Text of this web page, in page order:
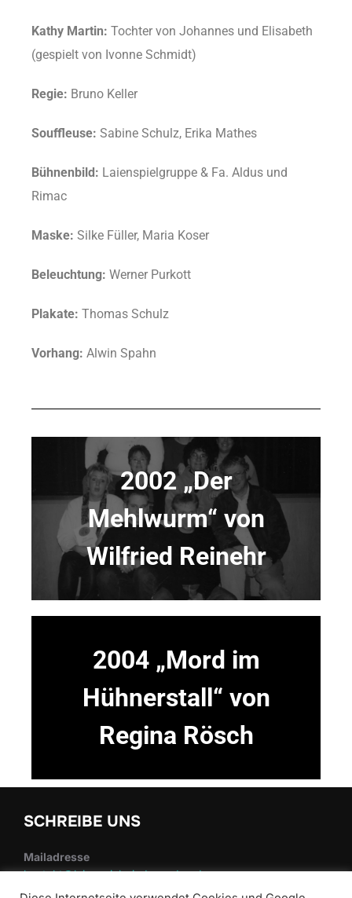
Kathy Martin: Tochter von Johannes und Elisabeth
(gespielt von Ivonne Schmidt)
Regie: Bruno Keller
Souffleuse: Sabine Schulz, Erika Mathes
Bühnenbild: Laienspielgruppe & Fa. Aldus und
Rimac
Maske: Silke Füller, Maria Koser
Beleuchtung: Werner Purkott
Plakate: Thomas Schulz
Vorhang: Alwin Spahn
2002 „Der
Mehlwurm“ von
Wilfried Reinehr
2004 „Mord im
Hühnerstall“ von
Regina Rösch
SCHREIBE UNS
Mailadresse
kontakt@laienspiel-nieder-roden.de